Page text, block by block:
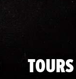
TOURS